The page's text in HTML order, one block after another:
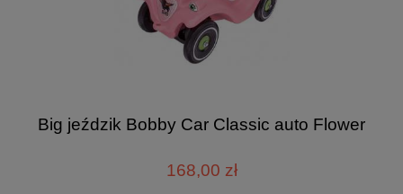
Big jeździk Bobby Car Classic auto Flower
168,00 zł